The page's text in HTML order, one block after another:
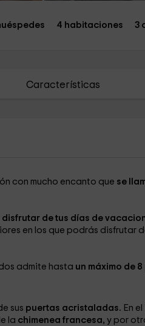
4 habitaciones 3
Características
con mucho encanto que se
disfrutar de tus días de
en los que podrás disfrutar
admite hasta un máximo de
sus puertas acristaladas. En
la chimenea francesa, y por